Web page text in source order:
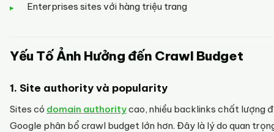
Enterprises sites với hàng triệu trang
Yếu Tố Ảnh Hưởng đến Crawl Budget
1. Site authority và popularity
Sites có domain authoritycao, nhiều backlinks chất lượng
Google phân bổ crawl budget lớn hơn. Đây là lý do quan